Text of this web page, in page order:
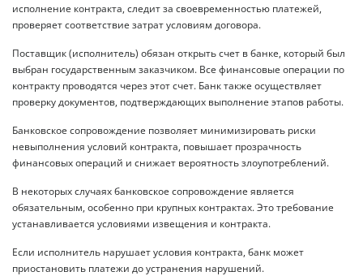
исполнение контракта, следит за своевременностью платежей,
проверяет соответствие затрат условиям договора.
Поставщик (исполнитель) обязан открыть счет в банке, который был
выбран государственным заказчиком. Все финансовые операции по
контракту проводятся через этот счет. Банк также осуществляет
проверку документов, подтверждающих выполнение этапов работы.
Банковское сопровождение позволяет минимизировать риски
невыполнения условий контракта, повышает прозрачность
финансовых операций и снижает вероятность злоупотреблений.
В некоторых случаях банковское сопровождение является
обязательным, особенно при крупных контрактах. Это требование
устанавливается условиями извещения и контракта.
Если исполнитель нарушает условия контракта, банк может
приостановить платежи до устранения нарушений.